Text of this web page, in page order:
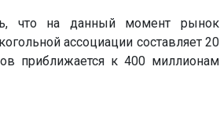
что на данный момент рынок
ассоциации составляет 20
приближается к 400 миллионам